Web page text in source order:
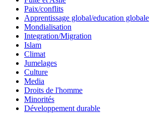
Paix/conflits
Apprentissage global/education globale
Mondialisation
Integration/Migration
Islam
Climat
Jumelages
Culture
Media
Droits de l'homme
Minorités
Développement durable